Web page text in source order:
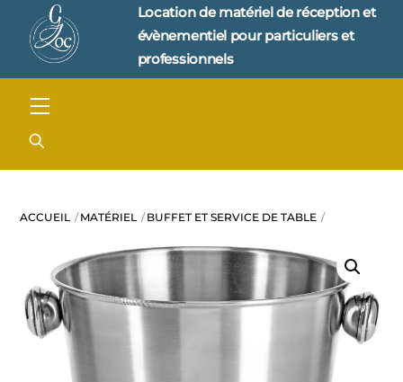
content
Location de matériel de réception et
évènementiel pour particuliers et
professionnels
Menu
ACCUEIL MATÉRIEL BUFFET ET SERVICE DE TABLE